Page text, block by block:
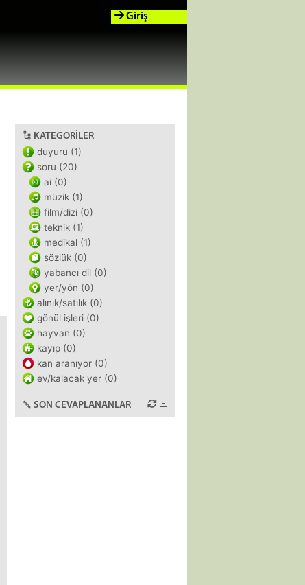
Giriş
KATEGORILER
duyuru (1)
soru (20)
ai (0)
müzik (1)
film/dizi (0)
teknik (1)
medikal (1)
sözlük (0)
yabancı dil (0)
yer/yön (0)
alınık/satılık (0)
gönül işleri (0)
hayvan (0)
kayıp (0)
kan aranıyor (0)
ev/kalacak yer (0)
SON CEVAPLANANLAR